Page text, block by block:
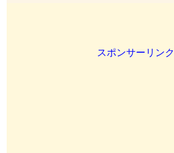
スポンサーリンク